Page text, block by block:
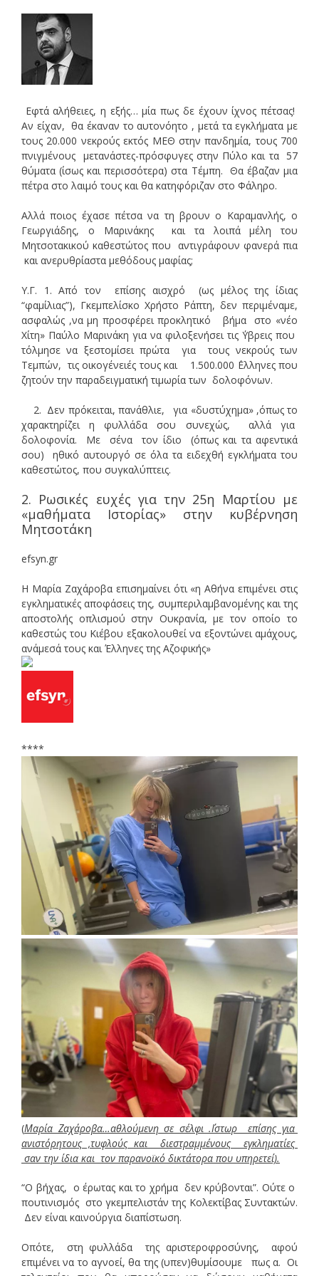
Εφτά αλήθειες, η εξής… μία πως δε έχουν ίχνος πέτσας!
Αν είχαν, θα έκαναν το αυτονόητο , μετά τα εγκλήματα με
τους 20.000 νεκρούς εκτός ΜΕΘ στην πανδημία, τους 700
πνιγμένους μετανάστες-πρόσφυγες στην Πύλο και τα 57
θύματα (ίσως και περισσότερα) στα Τέμπη. Θα έβαζαν μια
πέτρα στο λαιμό τους και θα κατηφόριζαν στο Φάληρο.
Αλλά ποιος έχασε πέτσα να τη βρουν ο Καραμανλής, ο
Γεωργιάδης, ο Μαρινάκης και τα λοιπά μέλη του
Μητσοτακικού καθεστώτος που αντιγράφουν φανερά πια
και ανερυθρίαστα μεθόδους μαφίας;
Υ.Γ. 1. Από τον επίσης αισχρό (ως μέλος της ίδιας
“φαμίλιας”), Γκεμπελίσκο Χρήστο Ράπτη, δεν περιμέναμε,
ασφαλώς ,να μη προσφέρει προκλητικό βήμα στο «νέο
Χίτη» Παύλο Μαρινάκη για να φιλοξενήσει τις ΄Υβρεις που
τόλμησε να ξεστομίσει πρώτα για τους νεκρούς των
Τεμπών, τις οικογένειές τους και 1.500.000 ΄Ελληνες που
ζητούν την παραδειγματική τιμωρία των δολοφόνων.
2. Δεν πρόκειται, πανάθλιε, για «δυστύχημα» ,όπως το
χαρακτηρίζει η φυλλάδα σου συνεχώς, αλλά για
δολοφονία. Με σένα τον ίδιο (όπως και τα αφεντικά
σου) ηθικό αυτουργό σε όλα τα ειδεχθή εγκλήματα του
καθεστώτος, που συγκαλύπτεις.
2. Ρωσικές ευχές για την 25η Μαρτίου με
«μαθήματα Ιστορίας» στην κυβέρνηση
Μητσοτάκη
efsyn.gr
Η Μαρία Ζαχάροβα επισημαίνει ότι «η Αθήνα επιμένει στις
εγκληματικές αποφάσεις της, συμπεριλαμβανομένης και της
αποστολής οπλισμού στην Ουκρανία, με τον οποίο το
καθεστώς του Κιέβου εξακολουθεί να εξοντώνει αμάχους,
ανάμεσά τους και Έλληνες της Αζοφικής»
****
(Μαρία Ζαχάροβα…αθλούμενη σε σέλφι .΄Ιστωρ επίσης για
ανιστόρητους ,τυφλούς και διεστραμμένους εγκληματίες
σαν την ίδια και τον παρανοϊκό δικτάτορα που υπηρετεί).
“Ο βήχας, ο έρωτας και το χρήμα δεν κρύβονται”. Ούτε ο
πουτινισμός στο γκεμπελιστάν της Κολεκτίβας Συντακτών.
Δεν είναι καινούργια διαπίστωση.
Οπότε, στη φυλλάδα της αριστεροφροσύνης, αφού
επιμένει να το αγνοεί, θα της (υπεν)θυμίσουμε πως α. Οι